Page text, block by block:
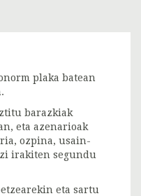
plaka batean
barazkiak
eta azenarioak
ozpina, usain-
irakiten segundu
eta sartu